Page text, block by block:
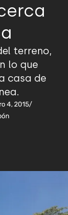
terreno,
lo que
casa de
4, 2015/